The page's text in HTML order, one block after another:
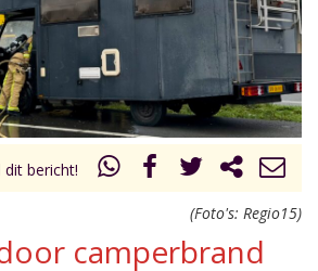
dit bericht!
(Foto's: Regio15)
camperbrand